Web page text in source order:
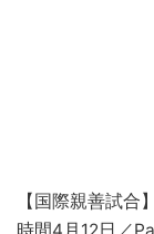
【国際親善試合